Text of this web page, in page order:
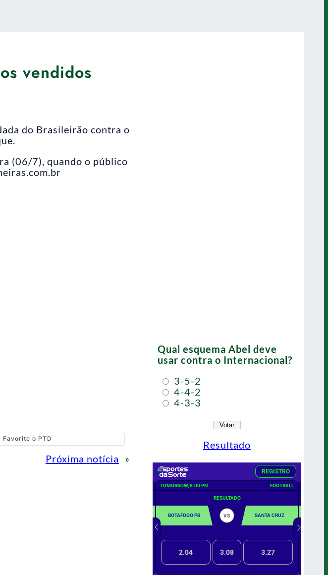
vendidos
do Brasileirão contra o
(06/7), quando o público
Favorite o PTD
Próxima notícia »
Qual esquema Abel deve
usar contra o Internacional?
3-5-2
4-4-2
4-3-3
Resultado